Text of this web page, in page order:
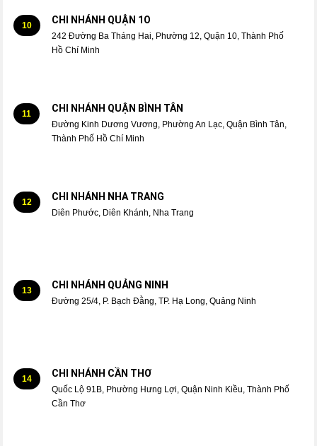
10 CHI NHÁNH QUẬN 1O
242 Đường Ba Tháng Hai, Phường 12, Quận 10, Thành Phố
Hồ Chí Minh
11 CHI NHÁNH QUẬN BÌNH TÂN
Đường Kinh Dương Vương, Phường An Lạc, Quận Bình Tân,
Thành Phố Hồ Chí Minh
12 CHI NHÁNH NHA TRANG
Diên Phước, Diên Khánh, Nha Trang
13 CHI NHÁNH QUẢNG NINH
Đường 25/4, P. Bạch Đằng, TP. Hạ Long, Quảng Ninh
14 CHI NHÁNH CẦN THƠ
Quốc Lộ 91B, Phường Hưng Lợi, Quận Ninh Kiều, Thành Phố
Cần Thơ